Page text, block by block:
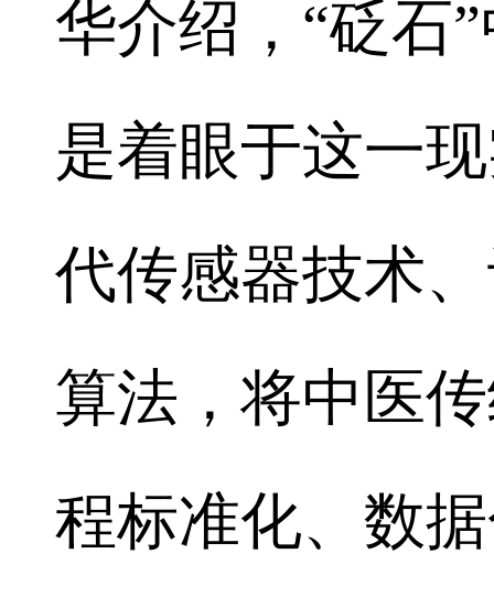
华介绍，“砭石
是着眼于这一
代传感器技术
算法，将中医
程标准化、数